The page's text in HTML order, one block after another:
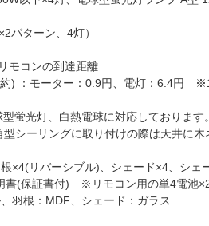
パターン、4灯）
モコンの到達距離
) ：モーター：0.9円、電灯：6.4円
蛍光灯、白熱電球に対応しております。
シーリングに取り付けの際は天井に木
×4(リバーシブル)、シェード×4、シェ
書(保証書付) ※リモコン用の単4電池×2
羽根：MDF、シェード：ガラス